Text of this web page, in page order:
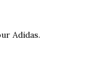
Adidas.